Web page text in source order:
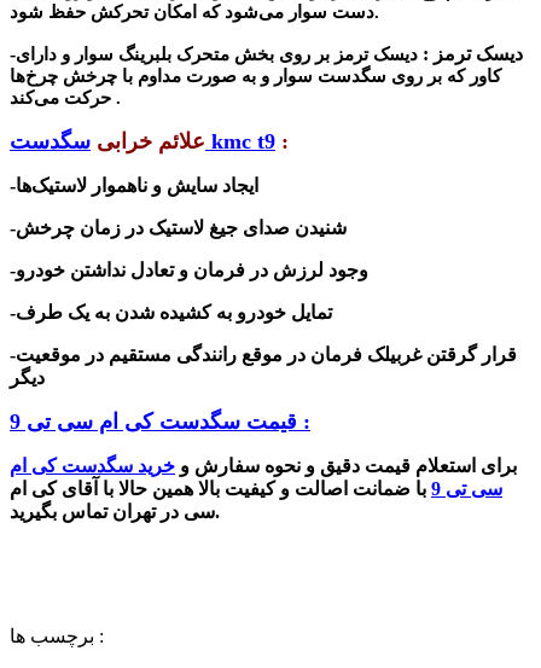
دست سوار می‌شود که امکان تحرکش حفظ شود.
-دیسک ترمز : دیسک ترمز بر روی بخش متحرک بلبرینگ سوار و دارای
کاور که بر روی سگدست سوار و به صورت مداوم با چرخش چرخ‌ها
حرکت می‌کند .
علائم خرابی سگدست kmc t9 :
-ایجاد سایش و ناهموار لاستیک‌ها
-شنیدن صدای جیغ لاستیک در زمان چرخش
-وجود لرزش در فرمان و تعادل نداشتن خودرو
-تمایل خودرو به کشیده شدن به یک طرف
-قرار گرقتن غربیلک فرمان در موقع رانندگی مستقیم در موقعیت
دیگر
قیمت سگدست کی ام سی تی 9 :
برای استعلام قیمت دقیق و نحوه سفارش و خرید سگدست کی ام
سی تی 9
با ضمانت اصالت و کیفیت بالا همین حالا با آقای کی ام
سی در تهران تماس بگیرید.
برچسب ها :